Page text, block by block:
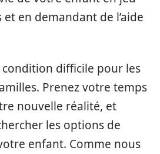
en demandant de l’aide
condition difficile pour les
Prenez votre temps
nouvelle réalité, et
les options de
enfant. Comme nous